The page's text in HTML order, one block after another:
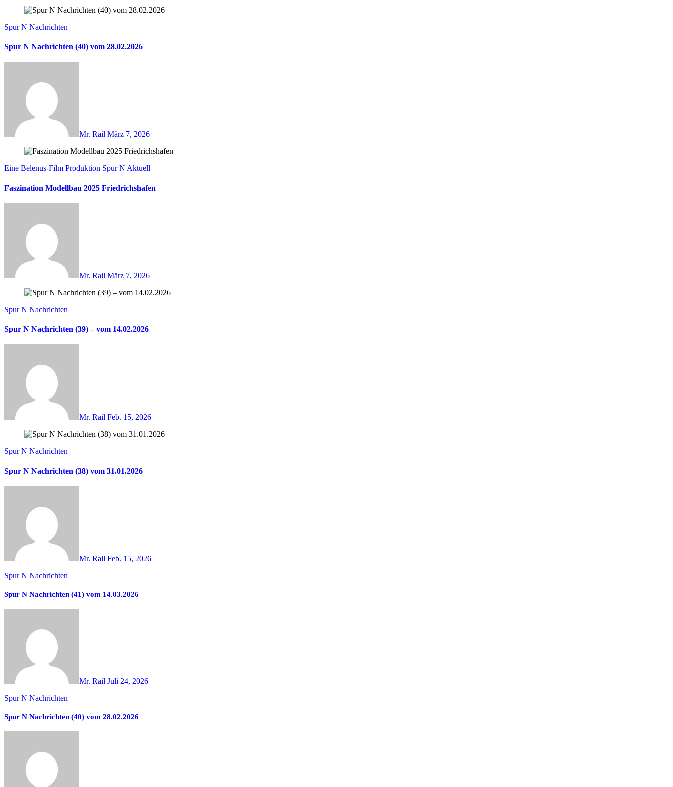
Spur N Nachrichten
Spur N Nachrichten (40) vom 28.02.2026
Mr. Rail März 7, 2026
Eine Belenus-Film Produktion Spur N Aktuell
Faszination Modellbau 2025 Friedrichshafen
Mr. Rail März 7, 2026
Spur N Nachrichten
Spur N Nachrichten (39) – vom 14.02.2026
Mr. Rail Feb. 15, 2026
Spur N Nachrichten
Spur N Nachrichten (38) vom 31.01.2026
Mr. Rail Feb. 15, 2026
Spur N Nachrichten
Spur N Nachrichten (41) vom 14.03.2026
Mr. Rail Juli 24, 2026
Spur N Nachrichten
Spur N Nachrichten (40) vom 28.02.2026